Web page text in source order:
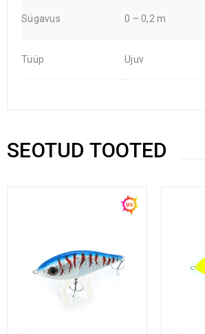
Sügavus 0 – 0,2 m
Tüüp Ujuv
SEOTUD TOOTED